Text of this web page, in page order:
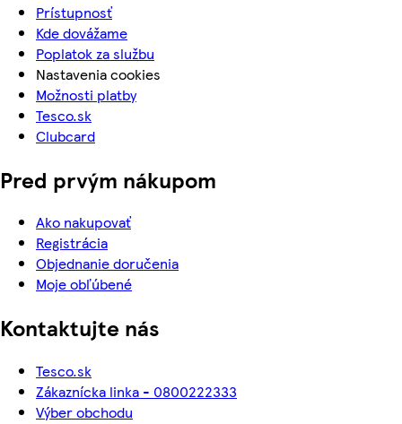
Prístupnosť
Kde dovážame
Poplatok za službu
Nastavenia cookies
Možnosti platby
Tesco.sk
Clubcard
Pred prvým nákupom
Ako nakupovať
Registrácia
Objednanie doručenia
Moje obľúbené
Kontaktujte nás
Tesco.sk
Zákaznícka linka - 0800222333
Výber obchodu